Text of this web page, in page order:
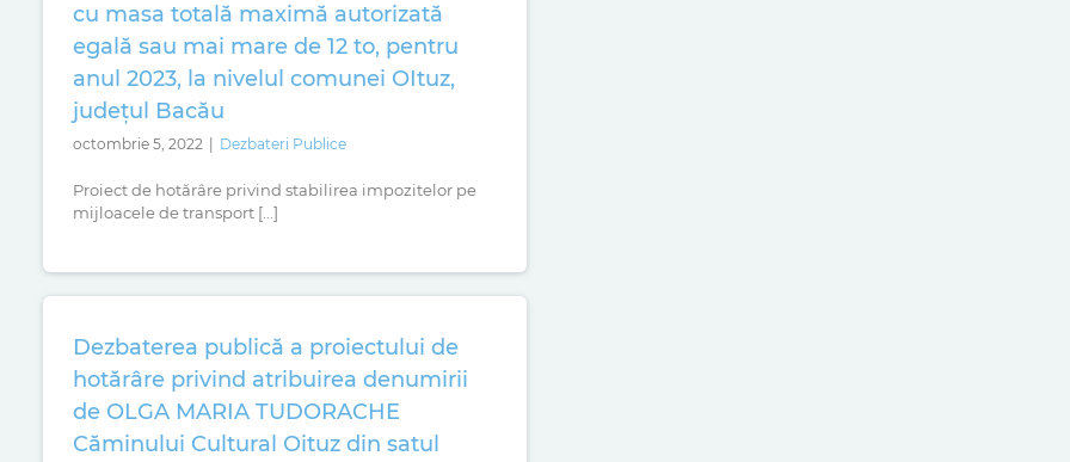
cu masa totală maximă autorizată
egală sau mai mare de 12 to, pentru
anul 2023, la nivelul comunei OItuz,
județul Bacău
octombrie 5, 2022 Dezbateri Publice
Proiect de hotărâre privind stabilirea impozitelor pe
mijloacele de transport [...]
Dezbaterea publică a proiectului de
hotărâre privind atribuirea denumirii
de OLGA MARIA TUDORACHE
Căminului Cultural Oituz din satul